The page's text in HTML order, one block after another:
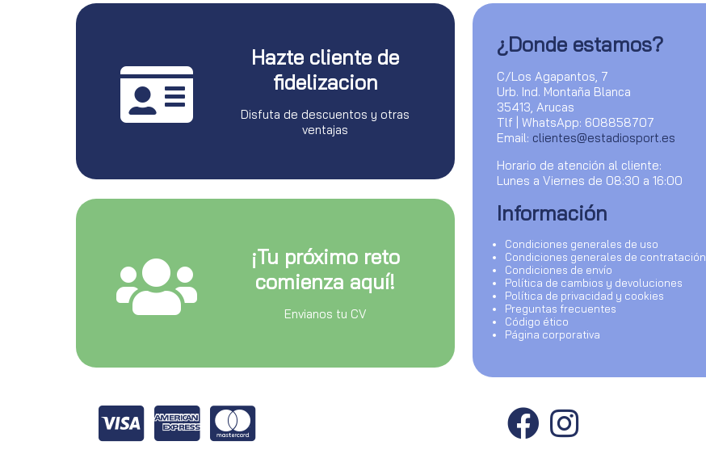
Hazte cliente de
fidelizacion
Disfuta de descuentos y otras
ventajas
¡Tu próximo reto
comienza aquí!
Envianos tu CV
¿Donde estamos?
C/Los Agapantos, 7
Urb. Ind. Montaña Blanca
35413, Arucas
Tlf | WhatsApp: 608858707
Email: clientes@estadiosport.es
Horario de atención al cliente:
Lunes a Viernes de 08:30 a 16:00
Información
Condiciones generales de uso
Condiciones generales de contratación
Condiciones de envío
Política de cambios y devoluciones
Política de privacidad y cookies
Preguntas frecuentes
Código ético
Página corporativa